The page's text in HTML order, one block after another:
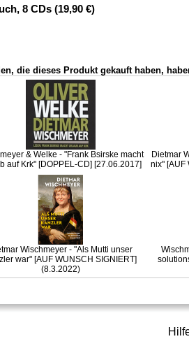
8 CDs (19,90 €)
die dieses Produkt gekauft haben,
& Welke - "Frank Bsirske macht
auf Krk" [DOPPEL-CD] [27.06.2017]
Dietmar
nix" [AUF
Wischmeyer - "Als Mutti unser
war" [AUF WUNSCH SIGNIERT]
(8.3.2022)